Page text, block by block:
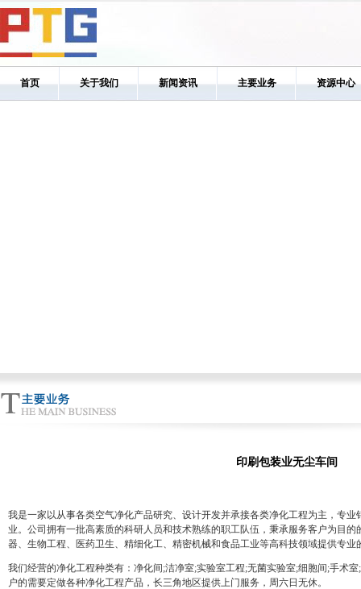
首页 关于我们 新闻资讯 主要业务 资源中心
印刷包装业无尘车间
我是一家以从事各类空气净化产品研究、设计开发并承接各类净化工程为主，专
业。公司拥有一批高素质的科研人员和技术熟练的职工队伍，秉承服务客户为目
器、生物工程、医药卫生、精细化工、精密机械和食品工业等高科技领域提供专
我们经营的净化工程种类有：净化间;洁净室;实验室工程;无菌实验室;细胞间;手术
户的需要定做各种净化工程产品，长三角地区提供上门服务，周六日无休。